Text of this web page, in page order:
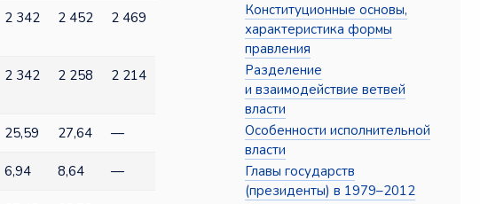
2 342 2 452 2 469
2 342 2 258 2 214
25,59 27,64 —
6,94 8,64 —
Конституционные основы,
характеристика формы
правления
Разделение
и взаимодействие ветвей
власти
Особенности исполнительной
власти
Главы государств
(президенты) в 1979–2012